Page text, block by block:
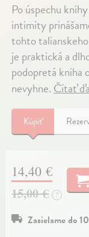
Po úspechu
intimity
tohto
je praktická a
podopretá kniha
nevyhne.Čítať
Kúpiť
14,40 €
15,00 € ?
Zasielame do